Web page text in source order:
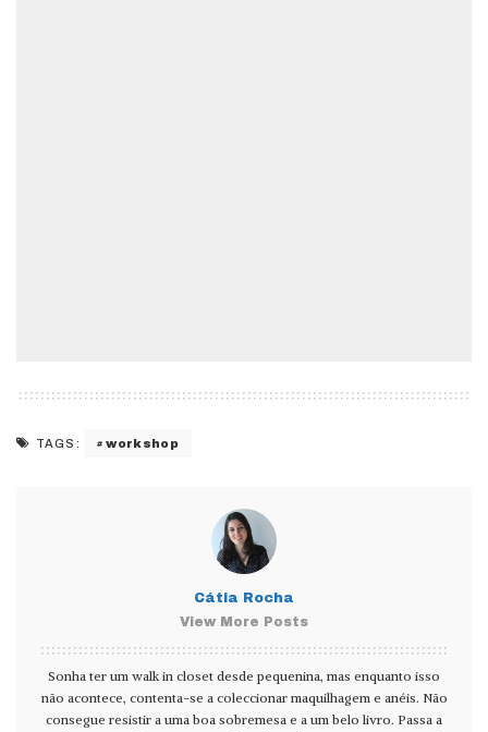
TAGS: workshop
Cátia Rocha
View More Posts
Sonha ter um walk in closet desde pequenina, mas enquanto isso
não acontece, contenta-se a coleccionar maquilhagem e anéis. Não
consegue resistir a uma boa sobremesa e a um belo livro. Passa a